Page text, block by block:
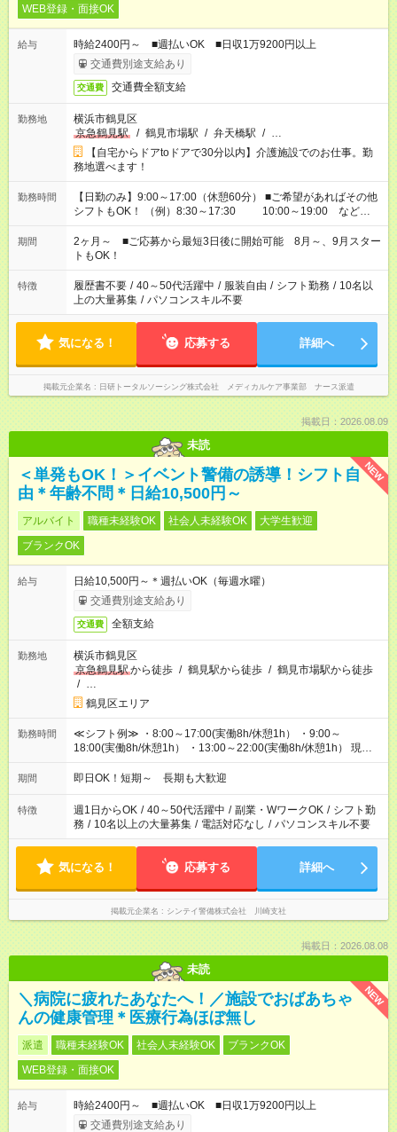
WEB登録・面接OK
給与
時給2400円～ ■週払いOK ■日収1万9200円以上
交通費別途支給あり
交通費 交通費全額支給
勤務地
横浜市鶴見区
京急鶴見駅
/ 鶴見市場駅 / 弁天橋駅 / …
【自宅からドアtoドアで30分以内】介護施設でのお仕事。勤
務地選べます！
勤務時間
【日勤のみ】9:00～17:00（休憩60分） ■ご希望があればその他
シフトもOK！ （例）8:30～17:30 10:00～19:00 など
「家族とお休みを合わせたい」 「できれば残業はしたくない」
など、あなたのご希望に沿ったお仕事をご紹介します！ ※Wワ
ーク希望の方へ 今ご覧のお仕事で希望する勤務時間と、もう1つ
のお仕事の勤務時間。 合計で週40時間を超える場合は応募でき
ません
期間
2ヶ月～ ■ご応募から最短3日後に開始可能 8月～、9月スター
トもOK！
特徴 履歴書不要 / 40～50代活躍中 / 服装自由 / シフト勤務 / 10名以
上の大量募集 / パソコンスキル不要
気になる！ 応募する 詳細へ
掲載元企業名 日研トータルソーシング株式会社 メディカルケア事業部 ナース派遣
掲載日：2026.08.09
未読
NEW
＜単発もOK！＞イベント警備の誘導！シフト自
由＊年齢不問＊日給10,500円～
アルバイト 職種未経験OK 社会人未経験OK
大学生歓迎
ブランクOK
給与
日給10,500円～＊週払いOK（毎週水曜）
交通費別途支給あり
交通費 全額支給
勤務地
横浜市鶴見区
京急鶴見駅から徒歩 / 鶴見駅から徒歩 / 鶴見市場駅から徒歩
/ …
鶴見区エリア
勤務時間
≪シフト例≫ ・8:00～17:00(実働8h/休憩1h） ・9:00～
18:00(実働8h/休憩1h） ・13:00～22:00(実働8h/休憩1h） 現場
によって勤務開始時間は異なります！ 休憩1時間あり
期間 即日OK！短期～ 長期も大歓迎
特徴 週1日からOK / 40～50代活躍中 / 副業・WワークOK / シフト勤
務 / 10名以上の大量募集 / 電話対応なし / パソコンスキル不要
気になる！ 応募する 詳細へ
掲載元企業名 シンテイ警備株式会社 川崎支社
掲載日：2026.08.08
未読
NEW
＼病院に疲れたあなたへ！／施設でおばあちゃ
んの健康管理＊医療行為ほぼ無し
派遣 職種未経験OK 社会人未経験OK
ブランクOK
WEB登録・面接OK
給与
時給2400円～ ■週払いOK ■日収1万9200円以上
交通費別途支給あり